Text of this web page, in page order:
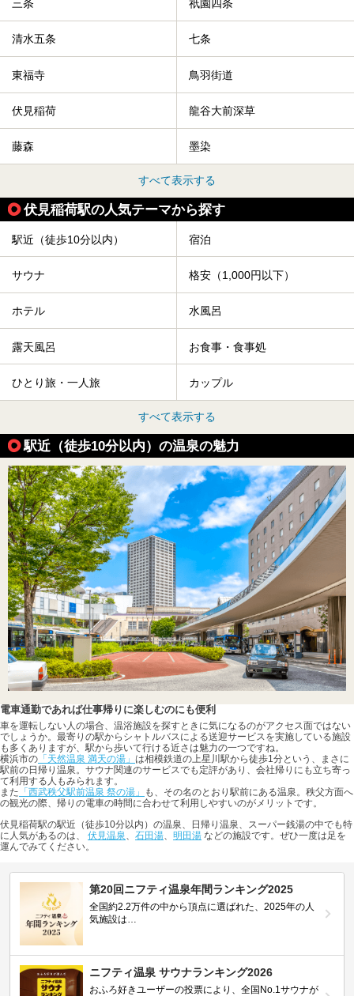
三条 祇園四条
清水五条 七条
東福寺 鳥羽街道
伏見稲荷 龍谷大前深草
藤森 墨染
すべて表示する
伏見稲荷駅の人気テーマから探す
駅近（徒歩10分以内） 宿泊
サウナ 格安（1,000円以下）
ホテル 水風呂
露天風呂 お食事・食事処
ひとり旅・一人旅 カップル
すべて表示する
駅近（徒歩10分以内）の温泉の魅力
電車通勤であれば仕事帰りに楽しむのにも便利
車を運転しない人の場合、温浴施設を探すときに気になるのがアクセス面ではない
でしょうか。最寄りの駅からシャトルバスによる送迎サービスを実施している施設
も多くありますが、駅から歩いて行ける近さは魅力の一つですね。
横浜市の 「天然温泉 満天の湯」 は相模鉄道の上星川駅から徒歩1分という、まさに
駅前の日帰り温泉。サウナ関連のサービスでも定評があり、会社帰りにも立ち寄っ
て利用する人もみられます。
また 「西武秩父駅前温泉 祭の湯」
も、その名のとおり駅前にある温泉。秩父方面へ
の観光の際、帰りの電車の時間に合わせて利用しやすいのがメリットです。
伏見稲荷駅の駅近（徒歩10分以内）の温泉、日帰り温泉、スーパー銭湯の中でも特
に人気があるのは、 伏見温泉、 石田湯、 明田湯 などの施設です。ぜひ一度は足を
運んでみてください。
第20回ニフティ温泉年間ランキング2025
全国約2.2万件の中から頂点に選ばれた、2025年の人
気施設は…
ニフティ温泉 サウナランキング2026
おふろ好きユーザーの投票により、全国No.1サウナが